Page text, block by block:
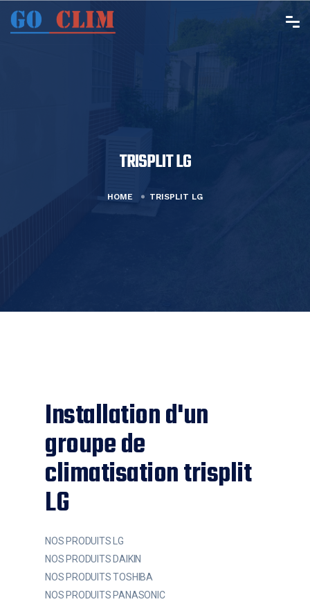
TRISPLIT LG
HOME TRISPLIT LG
Installation d'un
groupe de
climatisation trisplit
LG
NOS PRODUITS LG
NOS PRODUITS DAIKIN
NOS PRODUITS TOSHIBA
NOS PRODUITS PANASONIC